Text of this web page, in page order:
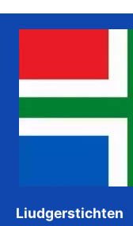
Liudgerstichten